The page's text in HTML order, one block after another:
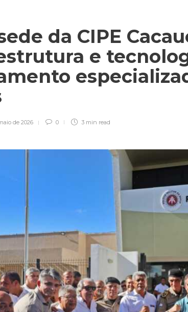
da CIPE
e
de 2026 0 3 min read